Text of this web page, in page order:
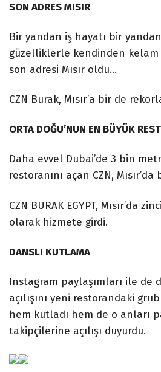
SON ADRES MISIR
Bir yandan iş hayatı bir yandan
güzelliklerle kendinden kelam
son adresi Mısır oldu…
CZN Burak, Mısır’a bir de
ORTA DOĞU’NUN EN BÜYÜK
Daha evvel Dubai’de 3 bin
restoranını açan CZN,
CZN BURAK EGYPT, Mısır’da
olarak hizmete girdi.
DANSLI KUTLAMA
Instagram paylaşımları ile de
açılışını yeni restorandaki
hem kutladı hem de o anları
takipçilerine açılışı duyurdu.